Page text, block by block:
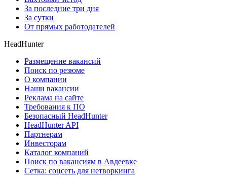
За последние три дня
За сутки
От прямых работодателей
HeadHunter
Размещение вакансий
Поиск по резюме
О компании
Наши вакансии
Реклама на сайте
Требования к ПО
Безопасный HeadHunter
HeadHunter API
Партнерам
Инвесторам
Каталог компаний
Поиск по вакансиям в Авдеевке
Сетка: соцсеть для нетворкинга